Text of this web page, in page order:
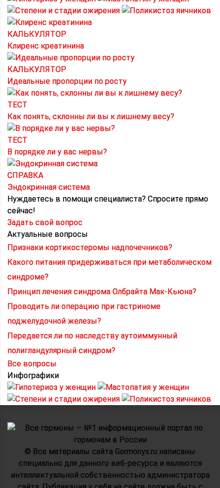
КАЛЬКУЛЯТОР
Клиренс креатинина
КАЛЬКУЛЯТОР
Идеальные пропорции по росту
ТЕСТ
Как понять, склонны ли вы к лишнему весу?
ТЕСТ
В порядке ли у вас нервы?
СПРАВКА
Эндокринная система
Нуждаетесь в помощи специалиста? Спросите прямо
сейчас!
Задать свой вопрос
Актуальные вопросы
Признаки кортикостеромы надпочечников?
Какого питания придерживаться при метаболическом
синдроме?
Принцип лечения синдрома Олбрайта Мак-Кьюна?
Проводить ли операцию при гастриноме
поджелудочной железы?
Передается ли по наследству аутоиммунный
полигландулярный синдром?
Все вопросы
Инфографики
© Все материалы сайта Gormonys.ru написаны
специально для данного веб-ресурса и являются
интеллектуальной собственностью администратора